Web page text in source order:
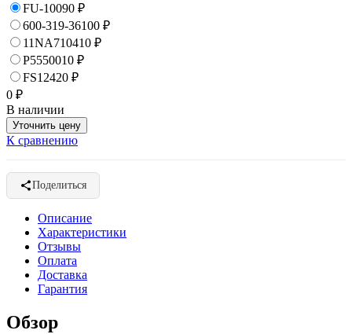
FU-10090 ₽
600-319-36100 ₽
11NA710410 ₽
P5550010 ₽
FS12420 ₽
0 ₽
В наличии
Уточнить цену
К сравнению
Поделиться
Описание
Характеристики
Отзывы
Оплата
Доставка
Гарантия
Обзор